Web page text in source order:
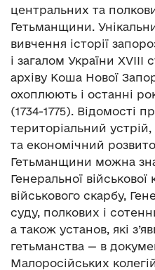
центральних та
Гетьманщини.
вивчення історії
і загалом України
архіву Коша Нової
охоплюють і останні
(1734-1775). Відомості
територіальний
та економічний
Гетьманщини можна
Генеральної військової
військового скарбу,
суду, полкових і
а також установ, які
гетьманства — в
Малоросійських